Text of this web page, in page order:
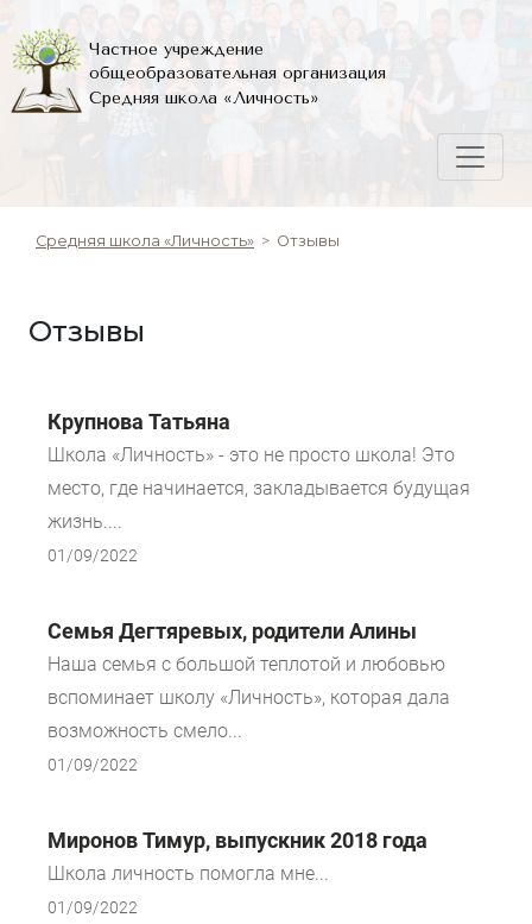
Частное учреждение
общеобразовательная организация
Средняя школа «Личность»
Средняя школа «Личность» > Отзывы
Отзывы
Крупнова Татьяна
Школа «Личность» - это не просто школа! Это
место, где начинается, закладывается будущая
жизнь....
01/09/2022
Семья Дегтяревых, родители Алины
Наша семья с большой теплотой и любовью
вспоминает школу «Личность», которая дала
возможность смело...
01/09/2022
Миронов Тимур, выпускник 2018 года
Школа личность помогла мне...
01/09/2022